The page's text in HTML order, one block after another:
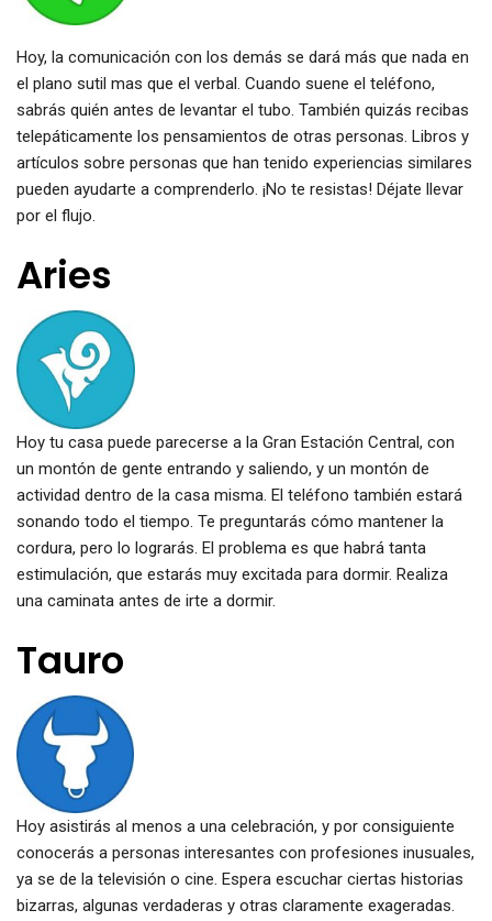
Hoy, la comunicación con los demás se dará más que nada en
el plano sutil mas que el verbal. Cuando suene el teléfono,
sabrás quién antes de levantar el tubo. También quizás recibas
telepáticamente los pensamientos de otras personas. Libros y
artículos sobre personas que han tenido experiencias similares
pueden ayudarte a comprenderlo. ¡No te resistas! Déjate llevar
por el flujo.
Aries
Hoy tu casa puede parecerse a la Gran Estación Central, con
un montón de gente entrando y saliendo, y un montón de
actividad dentro de la casa misma. El teléfono también estará
sonando todo el tiempo. Te preguntarás cómo mantener la
cordura, pero lo lograrás. El problema es que habrá tanta
estimulación, que estarás muy excitada para dormir. Realiza
una caminata antes de irte a dormir.
Tauro
Hoy asistirás al menos a una celebración, y por consiguiente
conocerás a personas interesantes con profesiones inusuales,
ya se de la televisión o cine. Espera escuchar ciertas historias
bizarras, algunas verdaderas y otras claramente exageradas.